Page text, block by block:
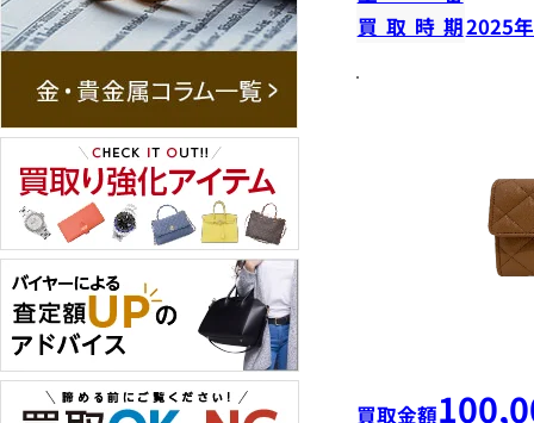
買取時期2025
買取金額